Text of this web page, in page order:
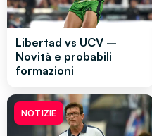
Libertad vs UCV –
Novità e probabili
formazioni
NOTIZIE